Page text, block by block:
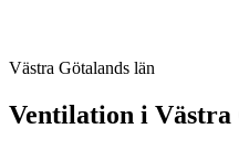
Västra Götalands län
Ventilation i Västra